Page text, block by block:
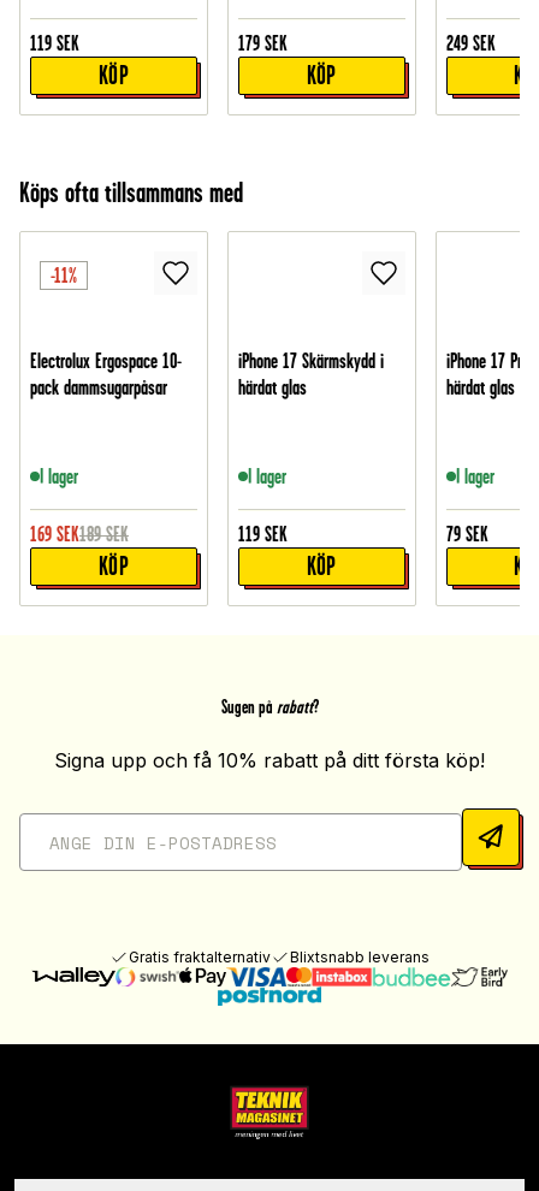
119 SEK
KÖP
179 SEK
KÖP
249 SEK
Köps ofta tillsammans med
-11%
Electrolux Ergospace 10-
pack dammsugarpåsar
I lager
169 SEK189 SEK
KÖP
iPhone 17 Skärmskydd i
härdat glas
I lager
119 SEK
KÖP
iPhone 17 Pro
härdat glas
I lager
79 SEK
Sugen på rabatt?
Signa upp och få 10% rabatt på ditt första köp!
Gratis fraktalternativ Blixtsnabb leverans